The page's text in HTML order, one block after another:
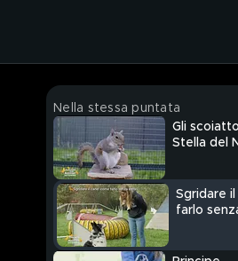
Nella stessa puntata
Gli
Stella del
Sgridare
farlo